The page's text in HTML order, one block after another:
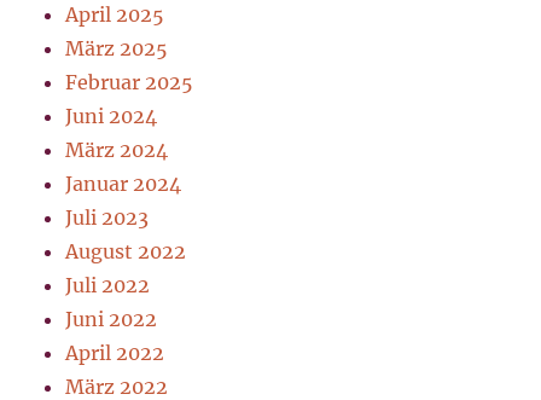
April 2025
März 2025
Februar 2025
Juni 2024
März 2024
Januar 2024
Juli 2023
August 2022
Juli 2022
Juni 2022
April 2022
März 2022